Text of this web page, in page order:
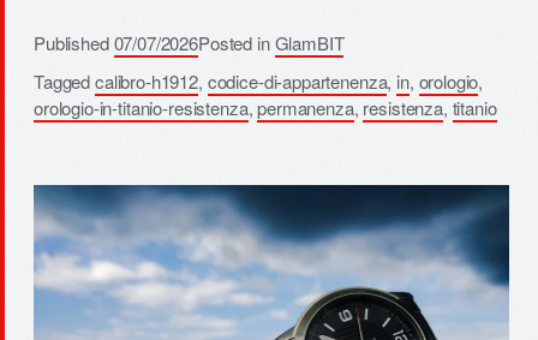
Published07/07/2026Posted inGlamBIT
Taggedcalibro-h1912, codice-di-appartenenza, in, orologio,
orologio-in-titanio-resistenza,permanenza, resistenza, titanio